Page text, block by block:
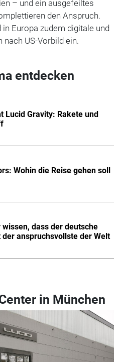
– und ein ausgefeiltes
den Anspruch.
Europa zudem digitale und
US-Vorbild ein.
entdecken
Lucid Gravity: Rakete und
Wohin die Reise gehen soll
wissen, dass der deutsche
anspruchsvollste der Welt
in München